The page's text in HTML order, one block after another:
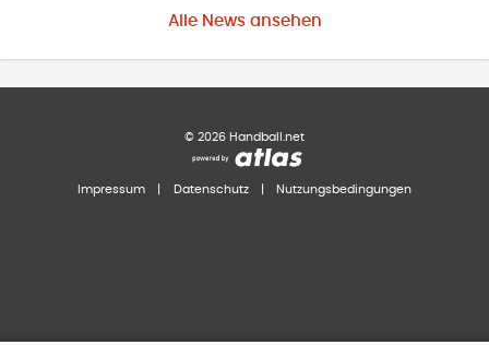
Alle News ansehen
© 2026 Handball.net
Impressum Datenschutz Nutzungsbedingungen